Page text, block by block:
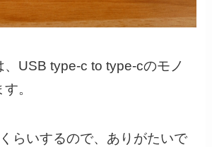
、USB type-c to type-cのモノ
。
らいするので、ありがたいで